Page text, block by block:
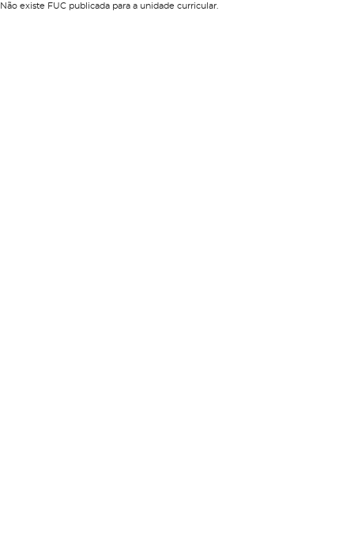
Não existe FUC publicada para a unidade curricular.